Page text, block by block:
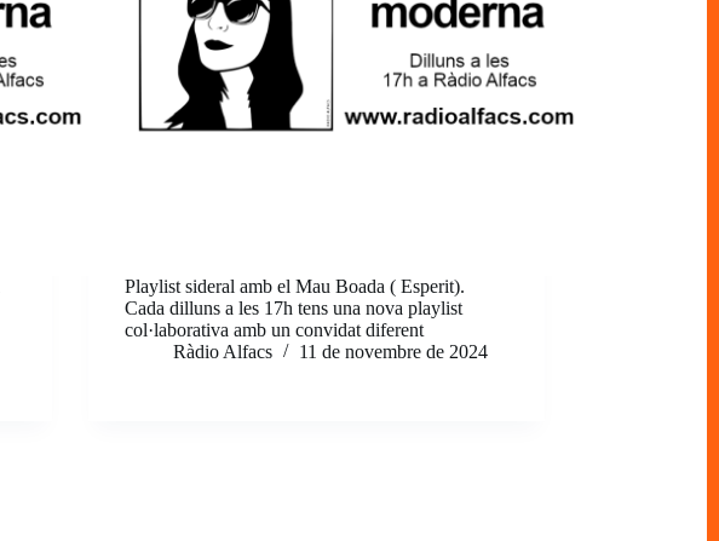
Playlist sideral amb el Mau Boada ( Esperit).
Cada dilluns a les 17h tens una nova playlist
col·laborativa amb un convidat diferent
Ràdio Alfacs
11 de novembre de 2024